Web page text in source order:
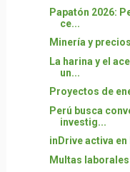
Papatón 2026:
ce...
Minería y
La harina y el
un...
Proyectos de
Perú busca
investig...
inDrive activa
Multas